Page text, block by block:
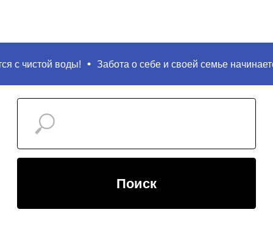
с чистой воды! Забота о себе и своей семье